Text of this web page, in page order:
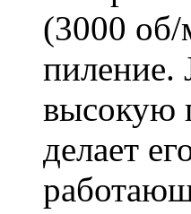
(3000 об/
пиление.
высокую
делает